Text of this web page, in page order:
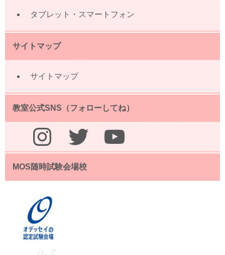
タブレット・スマートフォン
サイトマップ
サイトマップ
教室公式SNS（フォローしてね）
Instagram Twitter YouTube
MOS随時試験会場校